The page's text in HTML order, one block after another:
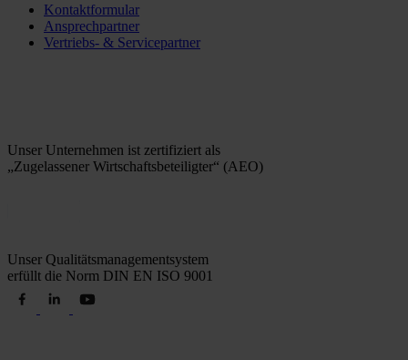
Kontaktformular
Ansprechpartner
Vertriebs- & Servicepartner
Unser Unternehmen ist zertifiziert als
„Zugelassener Wirtschaftsbeteiligter“ (AEO)
Unser Qualitätsmanagementsystem
erfüllt die Norm DIN EN ISO 9001